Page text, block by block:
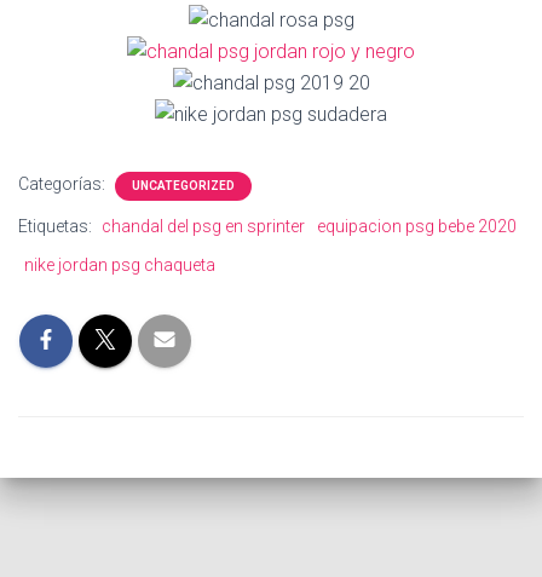
Categorías: UNCATEGORIZED
Etiquetas: chandal del psg en sprinter
equipacion psg bebe 2020
nike jordan psg chaqueta